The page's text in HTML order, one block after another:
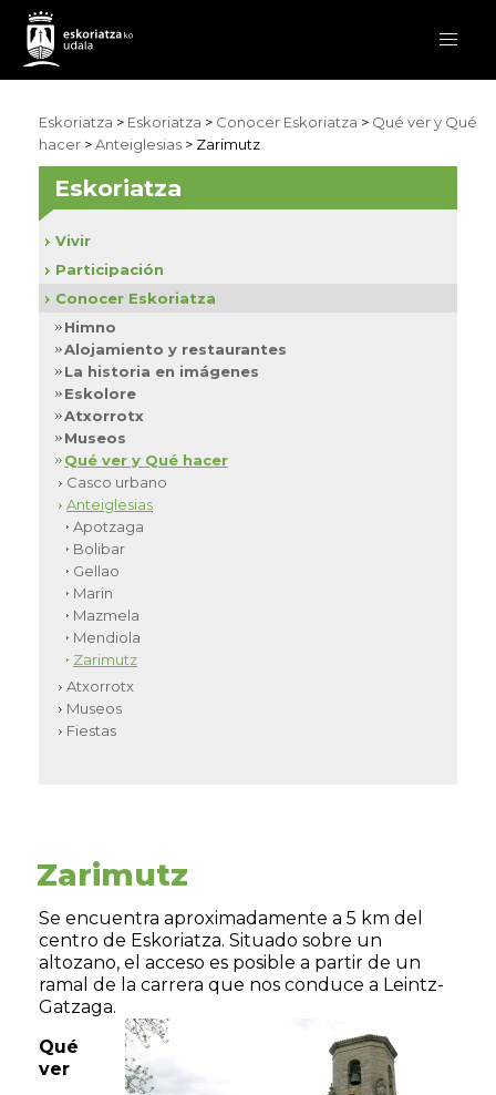
Eskoriatza > Eskoriatza > Conocer Eskoriatza > Qué ver y Qué
hacer >Anteiglesias > Zarimutz
Zarimutz
Se encuentra aproximadamente a 5 km del
centro de Eskoriatza. Situado sobre un
altozano, el acceso es posible a partir de un
ramal de la carrera que nos conduce a Leintz-
Gatzaga.
Qué
ver
Eskoriatza
Vivir
Participación
Conocer Eskoriatza
Himno
Alojamiento y restaurantes
La historia en imágenes
Eskolore
Atxorrotx
Museos
Qué ver y Qué hacer
Casco urbano
Anteiglesias
Apotzaga
Bolibar
Gellao
Marin
Mazmela
Mendiola
Zarimutz
Atxorrotx
Museos
Fiestas